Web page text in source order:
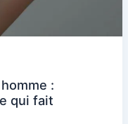
:
qui fait